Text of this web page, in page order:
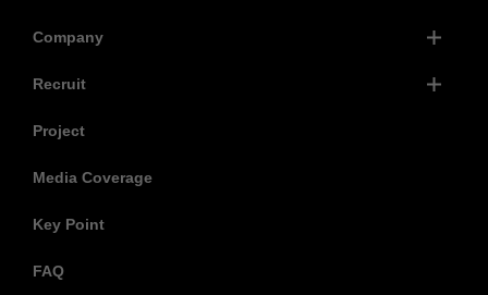
Company
Recruit
Project
Media Coverage
Key Point
FAQ